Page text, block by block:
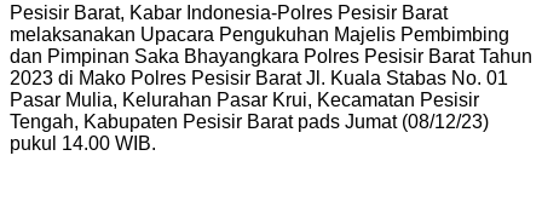
Pesisir Barat, Kabar Indonesia-Polres Pesisir Barat
melaksanakan Upacara Pengukuhan Majelis Pembimbing
dan Pimpinan Saka Bhayangkara Polres Pesisir Barat Tahun
2023 di Mako Polres Pesisir Barat Jl. Kuala Stabas No. 01
Pasar Mulia, Kelurahan Pasar Krui, Kecamatan Pesisir
Tengah, Kabupaten Pesisir Barat pads Jumat (08/12/23)
pukul 14.00 WIB.